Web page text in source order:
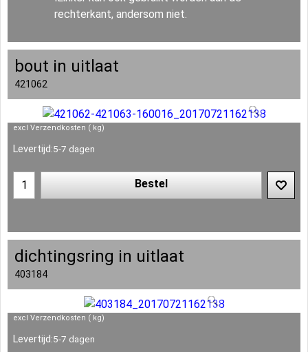
rechterkant, andersom niet.
bout in uitlaat
421062
excl Verzendkosten kg
Levertijd:5-7 dagen
Bestel
dichtingsring in uitlaat
403184
excl Verzendkosten kg
Levertijd:5-7 dagen